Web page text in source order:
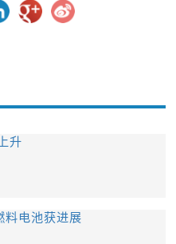
升
料电池获进展